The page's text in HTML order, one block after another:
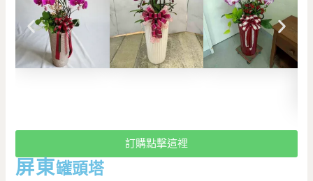
訂購點擊這裡
屏東罐頭塔